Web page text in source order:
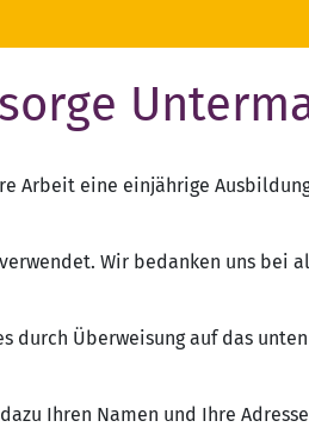
eine einjährige
Wir bedanken uns bei
durch Überweisung auf das
Ihren Namen und Ihre